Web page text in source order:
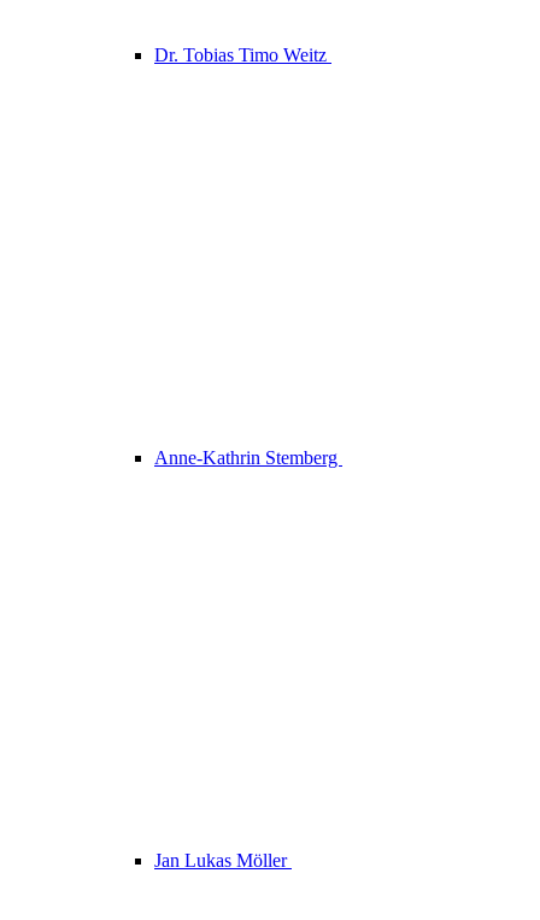
Dr. Tobias Timo Weitz
Anne-Kathrin Stemberg
Jan Lukas Möller